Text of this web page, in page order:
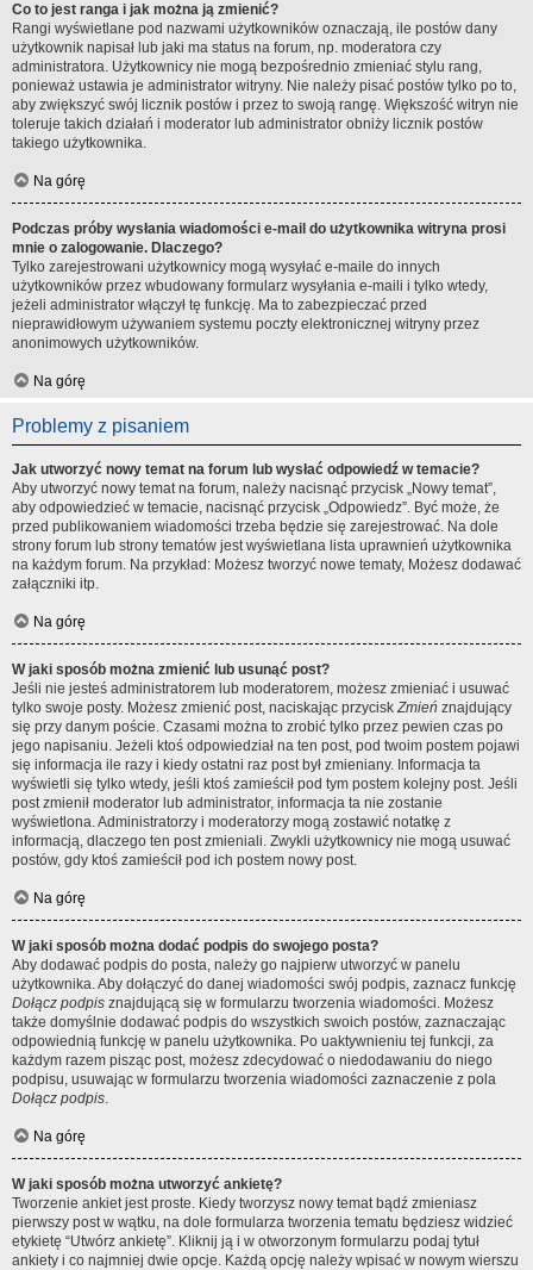
Co to jest ranga i jak można ją zmienić?
Rangi wyświetlane pod nazwami użytkowników oznaczają, ile postów dany
użytkownik napisał lub jaki ma status na forum, np. moderatora czy
administratora. Użytkownicy nie mogą bezpośrednio zmieniać stylu rang,
ponieważ ustawia je administrator witryny. Nie należy pisać postów tylko po to,
aby zwiększyć swój licznik postów i przez to swoją rangę. Większość witryn nie
toleruje takich działań i moderator lub administrator obniży licznik postów
takiego użytkownika.
Na górę
Podczas próby wysłania wiadomości e-mail do użytkownika witryna prosi
mnie o zalogowanie. Dlaczego?
Tylko zarejestrowani użytkownicy mogą wysyłać e-maile do innych
użytkowników przez wbudowany formularz wysyłania e-maili i tylko wtedy,
jeżeli administrator włączył tę funkcję. Ma to zabezpieczać przed
nieprawidłowym używaniem systemu poczty elektronicznej witryny przez
anonimowych użytkowników.
Na górę
Problemy z pisaniem
Jak utworzyć nowy temat na forum lub wysłać odpowiedź w temacie?
Aby utworzyć nowy temat na forum, należy nacisnąć przycisk „Nowy temat”,
aby odpowiedzieć w temacie, nacisnąć przycisk „Odpowiedz”. Być może, że
przed publikowaniem wiadomości trzeba będzie się zarejestrować. Na dole
strony forum lub strony tematów jest wyświetlana lista uprawnień użytkownika
na każdym forum. Na przykład: Możesz tworzyć nowe tematy, Możesz dodawać
załączniki itp.
Na górę
W jaki sposób można zmienić lub usunąć post?
Jeśli nie jesteś administratorem lub moderatorem, możesz zmieniać i usuwać
tylko swoje posty. Możesz zmienić post, naciskając przyciskZmień znajdujący
się przy danym poście. Czasami można to zrobić tylko przez pewien czas po
jego napisaniu. Jeżeli ktoś odpowiedział na ten post, pod twoim postem pojawi
się informacja ile razy i kiedy ostatni raz post był zmieniany. Informacja ta
wyświetli się tylko wtedy, jeśli ktoś zamieścił pod tym postem kolejny post. Jeśli
post zmienił moderator lub administrator, informacja ta nie zostanie
wyświetlona. Administratorzy i moderatorzy mogą zostawić notatkę z
informacją, dlaczego ten post zmieniali. Zwykli użytkownicy nie mogą usuwać
postów, gdy ktoś zamieścił pod ich postem nowy post.
Na górę
W jaki sposób można dodać podpis do swojego posta?
Aby dodawać podpis do posta, należy go najpierw utworzyć w panelu
użytkownika. Aby dołączyć do danej wiadomości swój podpis, zaznacz funkcję
Dołącz podpis znajdującą się w formularzu tworzenia wiadomości. Możesz
także domyślnie dodawać podpis do wszystkich swoich postów, zaznaczając
odpowiednią funkcję w panelu użytkownika. Po uaktywnieniu tej funkcji, za
każdym razem pisząc post, możesz zdecydować o niedodawaniu do niego
podpisu, usuwając w formularzu tworzenia wiadomości zaznaczenie z pola
Dołącz podpis.
Na górę
W jaki sposób można utworzyć ankietę?
Tworzenie ankiet jest proste. Kiedy tworzysz nowy temat bądź zmieniasz
pierwszy post w wątku, na dole formularza tworzenia tematu będziesz widzieć
etykietę “Utwórz ankietę”. Kliknij ją i w otworzonym formularzu podaj tytuł
ankiety i co najmniej dwie opcje. Każdą opcję należy wpisać w nowym wierszu